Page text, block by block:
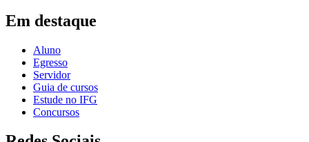
Em destaque
Aluno
Egresso
Servidor
Guia de cursos
Estude no IFG
Concursos